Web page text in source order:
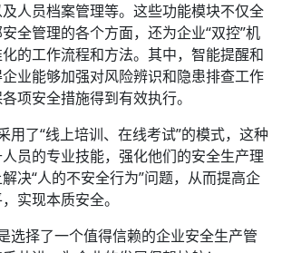
人员档案管理等。这些功能模块不仅全
全管理的各个方面，还为企业“双控”机
的工作流程和方法。其中，智能提醒和
业能够加强对风险辨识和隐患排查工作
项安全措施得到有效执行。
用了“线上培训、在线考试”的模式，这种
员的专业技能，强化他们的安全生产理
决“人的不安全行为”问题，从而提高企
实现本质安全。
选择了一个值得信赖的企业安全生产管